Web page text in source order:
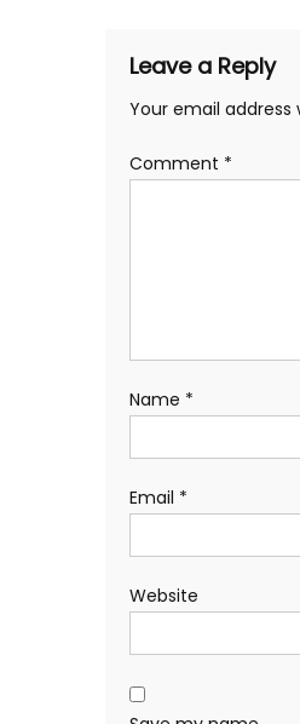
Leave a Reply
Your email address
Comment *
Name *
Email *
Website